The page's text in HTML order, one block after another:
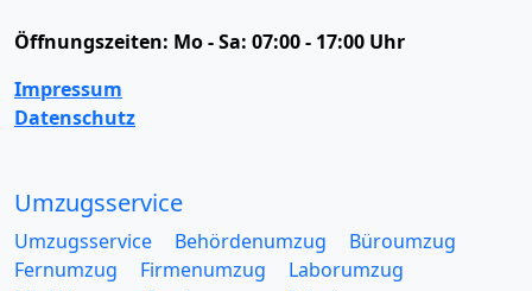
Öffnungszeiten: Mo - Sa: 07:00 - 17:00 Uhr
Impressum
Datenschutz
Umzugsservice
Umzugsservice Behördenumzug
Büroumzug
Fernumzug
Firmenumzug
Laborumzug